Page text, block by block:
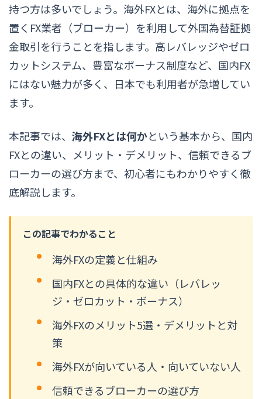
持つ方は多いでしょう。海外FXとは、海外に拠点を
置くFX業者（ブローカー）を利用して外国為替証拠
金取引を行うことを指します。高レバレッジやゼロ
カットシステム、豊富なボーナス制度など、国内FX
にはない魅力が多く、日本でも利用者が急増してい
ます。
本記事では、 海外FXとは何かという基本から、国内
FXとの違い、メリット・デメリット、信頼できるブ
ローカーの選び方まで、初心者にもわかりやすく徹
底解説します。
この記事でわかること
海外FXの定義と仕組み
国内FXとの具体的な違い（レバレッ
ジ・ゼロカット・ボーナス）
海外FXのメリット5選・デメリットと対
策
海外FXが向いている人・向いていない人
信頼できるブローカーの選び方